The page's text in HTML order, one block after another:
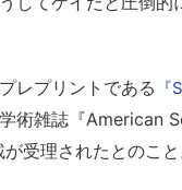
レプリントである
術雑誌『American
受理されたとのこと